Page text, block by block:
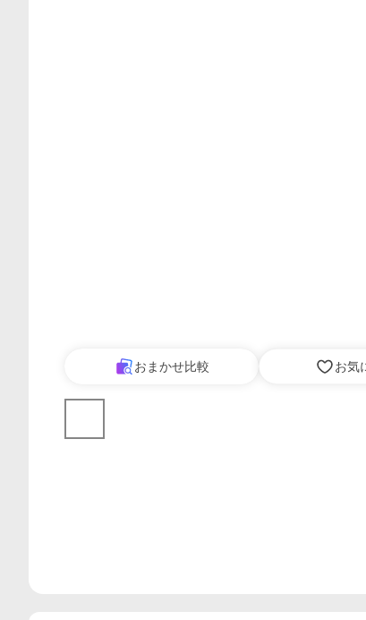
おまかせ比較 お気